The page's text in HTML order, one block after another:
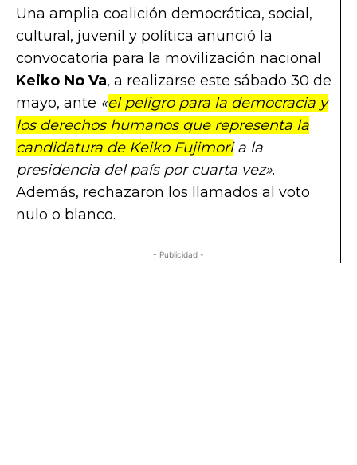
Una amplia coalición democrática, social,
cultural, juvenil y política anunció la
convocatoria para la movilización nacional
Keiko No Va, a realizarse este sábado 30 de
mayo, ante «el peligro para la democracia y
los derechos humanos que representa la
candidatura de Keiko Fujimoria la
presidencia del país por cuarta vez».
Además, rechazaron los llamados al voto
nulo o blanco.
- Publicidad -